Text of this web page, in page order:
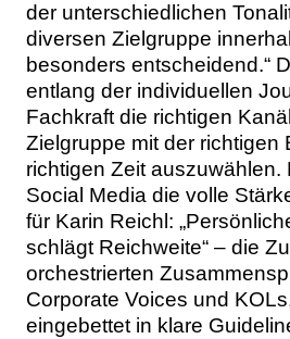
der unterschiedlichen
diversen Zielgruppe
besonders entscheidend.“
entlang der individuellen
Fachkraft die richtigen
Zielgruppe mit der richtigen
richtigen Zeit auszuwählen.
Social Media die volle
für Karin Reichl:
schlägt Reichweite“ – die
orchestrierten
Corporate Voices und
eingebettet in klare